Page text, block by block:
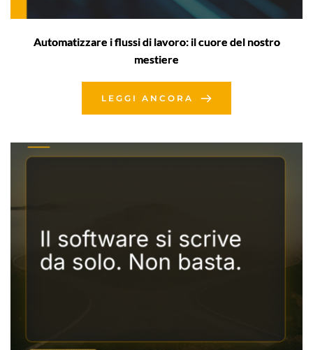
Automatizzare i flussi di lavoro: il cuore del nostro
mestiere
LEGGI ANCORA